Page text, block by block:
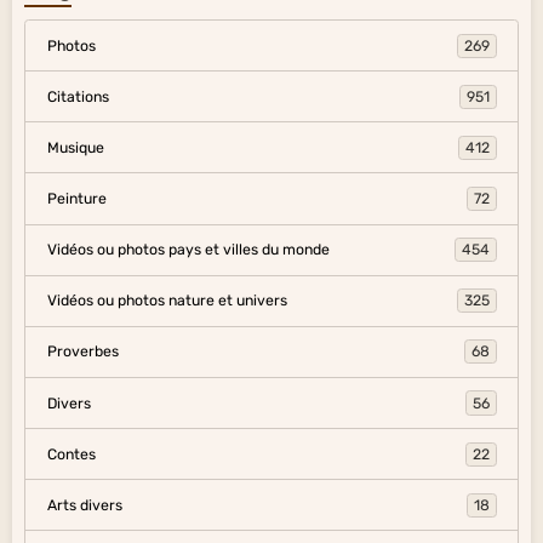
Photos 269
Citations 951
Musique 412
Peinture 72
Vidéos ou photos pays et villes du monde 454
Vidéos ou photos nature et univers 325
Proverbes 68
Divers 56
Contes 22
Arts divers 18